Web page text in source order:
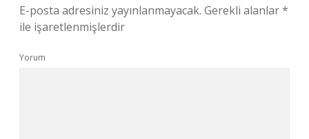
E-posta adresiniz yayınlanmayacak. Gerekli alanlar*
ile işaretlenmişlerdir
Yorum